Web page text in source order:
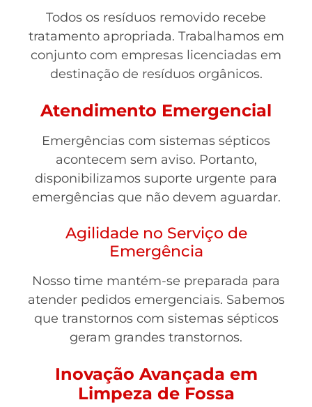
Todos os resíduos removido recebe
tratamento apropriada. Trabalhamos em
conjunto com empresas licenciadas em
destinação de resíduos orgânicos.
Atendimento Emergencial
Emergências com sistemas sépticos
acontecem sem aviso. Portanto,
disponibilizamos suporte urgente para
emergências que não devem aguardar.
Agilidade no Serviço de
Emergência
Nosso time mantém-se preparada para
atender pedidos emergenciais. Sabemos
que transtornos com sistemas sépticos
geram grandes transtornos.
Inovação Avançada em
Limpeza de Fossa